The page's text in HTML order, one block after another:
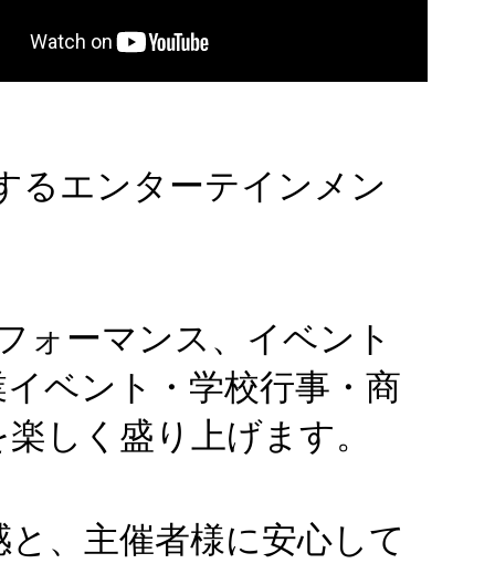
るエンターテインメン
ォーマンス、イベント
ベント・学校行事・商
しく盛り上げます。
、主催者様に安心して